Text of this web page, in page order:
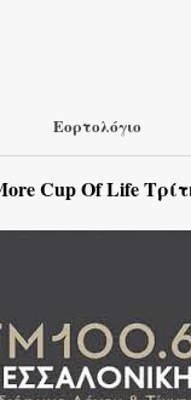
Εορτολόγιο
Cup Of Life